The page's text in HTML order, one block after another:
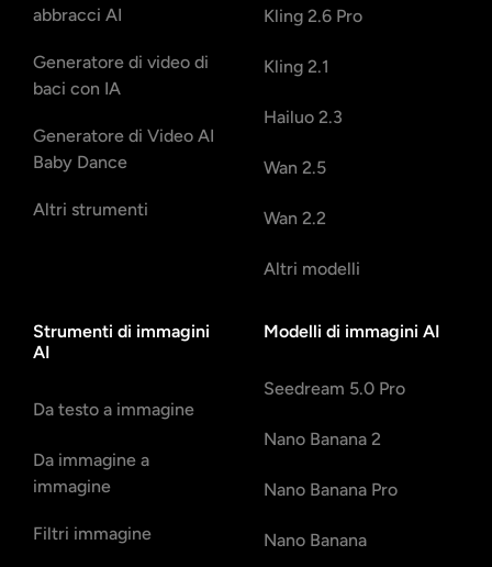
abbracci AI
Generatore di video di
baci con IA
Generatore di Video AI
Baby Dance
Altri strumenti
Kling 2.6 Pro
Kling 2.1
Hailuo 2.3
Wan 2.5
Wan 2.2
Altri modelli
Strumenti di immagini
AI
Da testo a immagine
Da immagine a
immagine
Filtri immagine
Modelli di immagini AI
Seedream 5.0 Pro
Nano Banana 2
Nano Banana Pro
Nano Banana